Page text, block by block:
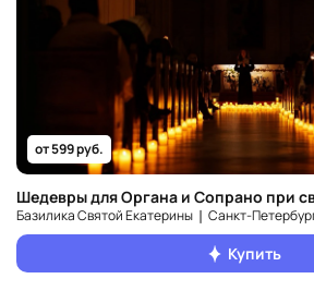
от 599 руб.
Шедевры для Органа и Сопрано при
Базилика Святой Екатерины ❘
Купить